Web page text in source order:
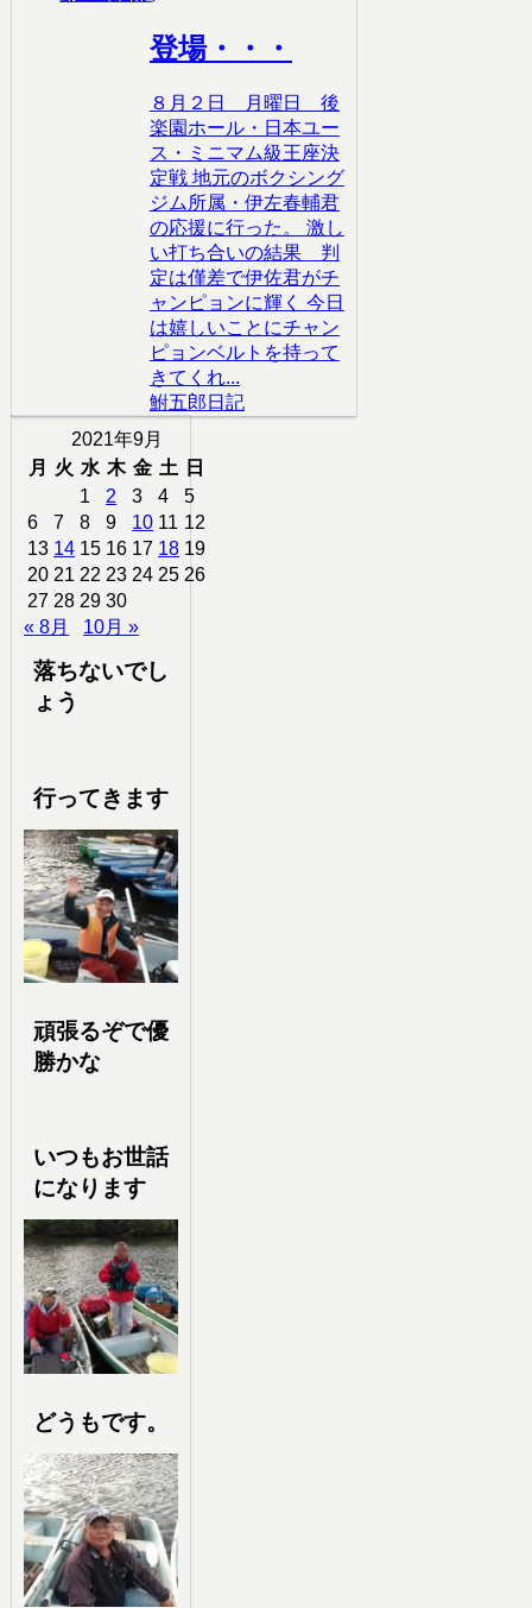
登場・・・
８月２日 月曜日 後
楽園ホール・日本ユー
ス・ミニマム級王座決
定戦 地元のボクシング
ジム所属・伊左春輔君
の応援に行った。 激し
い打ち合いの結果 判
定は僅差で伊佐君がチ
ャンピョンに輝く 今日
は嬉しいことにチャン
ピョンベルトを持って
きてくれ...
鮒五郎日記
2021年9月
月
火 水 木 金 土
日
1
2 3 4
5
6
7 8 9 10 11 12
13 14 15 16 17 18 19
20 21 22 23 24 25 26
27 28 29 30
« 8月
10月 »
落ちないでし
ょう
行ってきます
頑張るぞで優
勝かな
いつもお世話
になります
どうもです。